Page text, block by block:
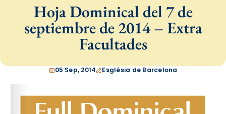
Hoja Dominical del 7 de
septiembre de 2014 – Extra
Facultades
05 Sep, 2014 Església de Barcelona